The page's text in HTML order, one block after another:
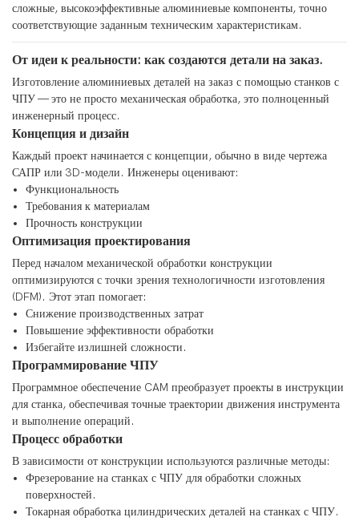
сложные, высокоэффективные алюминиевые компоненты, точно
соответствующие заданным техническим характеристикам.
От идеи к реальности: как создаются детали на заказ.
Изготовление алюминиевых деталей на заказ с помощью станков с
ЧПУ — это не просто механическая обработка, это полноценный
инженерный процесс.
Концепция и дизайн
Каждый проект начинается с концепции, обычно в виде чертежа
САПР или 3D-модели. Инженеры оценивают:
Функциональность
Требования к материалам
Прочность конструкции
Оптимизация проектирования
Перед началом механической обработки конструкции
оптимизируются с точки зрения технологичности изготовления
(DFM). Этот этап помогает:
Снижение производственных затрат
Повышение эффективности обработки
Избегайте излишней сложности.
Программирование ЧПУ
Программное обеспечение CAM преобразует проекты в инструкции
для станка, обеспечивая точные траектории движения инструмента
и выполнение операций.
Процесс обработки
В зависимости от конструкции используются различные методы:
Фрезерование на станках с ЧПУ для обработки сложных
поверхностей.
Токарная обработка цилиндрических деталей на станках с ЧПУ.